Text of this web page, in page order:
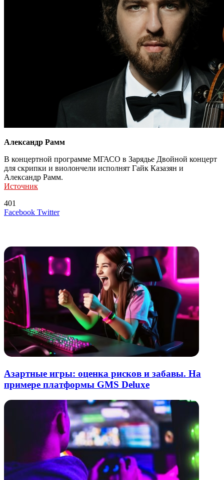
Александр Рамм
В концертной программе МГАСО в Зарядье Двойной концерт
для скрипки и виолончели исполнят Гайк Казазян и
Александр Рамм.
Источник
401
Facebook TwitterLinkedIn
Tumblr
Reddit
Вконтакте
Одноклассники
Skype
Messenger
Messenger
WhatsApp
Telegram
Viber
Line
Поделиться
Печатать
Азартные игры: оценка рисков и забавы. На
примере платформы GMS Deluxe